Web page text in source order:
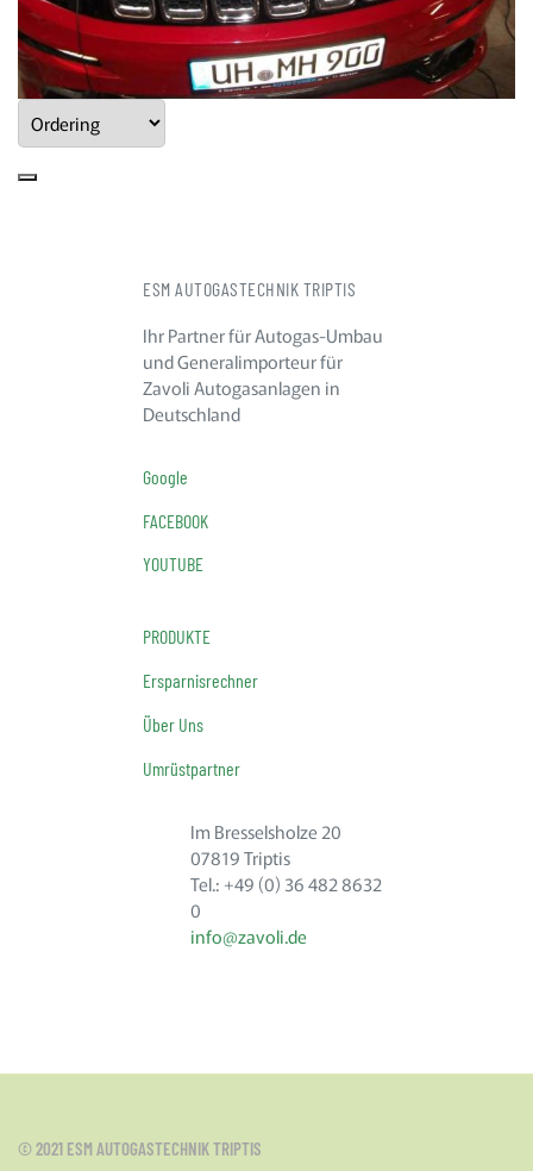
ESM AUTOGASTECHNIK TRIPTIS
Ihr Partner für Autogas-Umbau
und Generalimporteur für
Zavoli Autogasanlagen in
Deutschland
Google
FACEBOOK
YOUTUBE
PRODUKTE
Ersparnisrechner
Über Uns
Umrüstpartner
Im Bresselsholze 20
07819 Triptis
Tel.: +49 (0) 36 482 8632
0
info@zavoli.de
© 2021 ESM AUTOGASTECHNIK TRIPTIS